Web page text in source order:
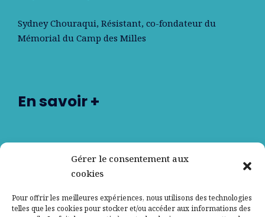
Gérer le consentement aux
cookies
Pour offrir les meilleures expériences, nous utilisons des technologies
telles que les cookies pour stocker et/ou accéder aux informations des
Sydney Chouraqui, Résistant, co-fondateur du
Mémorial du Camp des Milles
En savoir +
Contactez-nous